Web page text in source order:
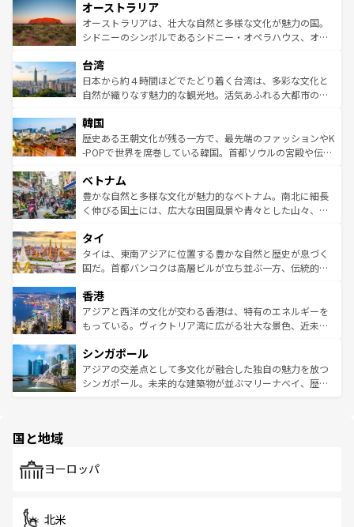
部のニューオーリンズでは、音楽と美食が融合した独特の
文化が魅力。旅行者はアメリカの各地域で異なる魅力を楽
しみながら、その多様性と豊かな歴史を感じることができ
ならではの贅沢な旅のスタイルだ。 なお、新着のアメリカ
情報はコンテンツ一覧を参照してほしい。
ワイ島は見逃せない。また、定番の観光地といえばオアフ
島だが、静かな自然を求めるならマウイ島やカウアイ島が
おすすめ。エメラルドグリーンに輝く海をはじめ、豊かな
れるおもてなしの心で訪れる人々を迎えてくれるハワイの
人々、おいしいローカルフードやハワイアンミュージッ
ク、伝統的なフラダンスなど、すべてがハワイの魅力を彩
ワイを、存分に味わってほしい。 なお、新着のハワイ情報
はコンテンツ一覧を参照してほしい。
オーストラリア
オーストラリアは、壮大な自然と多様な文化が魅力の国。
シドニーのシンボルであるシドニー・オペラハウス、オー
リアリーフや大陸中央部にそびえるウルル（エアーズロッ
ク）、タスマニアの美しい原生林やケアンズの熱帯雨林な
ど、見どころがたくさん。また、カフェやワイン、オージ
いる。アクティビティも充実しており、サーフィンやダイ
ビング、ハイキングなど、アウトドア好きにはたまらな
い。オーストラリアの多彩な魅力を存分に味わいつくそ
参照してほしい。
台湾
日本から約４時間ほどでたどり着く台湾は、多彩な文化と
自然が織りなす魅力的な観光地。活気あふれる大都市の台
ン）、静ひつな山岳地帯である台湾東部など、都市の喧騒
と山間の静けさが共存しており、訪れる人に新しい発見と
驚きをもたらしてくれる。また、奥深い台湾の食文化も魅
容にもいいと評判のスイーツなど、バラエティ豊かな料理
が味わえる。 なお、新着の台湾情報は コンテンツ一覧を参
照してほしい。
韓国
歴史ある王朝文化が残る一方で、最先端のファッションやK
-POPで世界を席巻している韓国。首都ソウルの宮殿や伝統
き、地方に足を延ばせば四季折々の自然美を楽しむことが
できる。そして、キムチや焼肉、絶品のストリートフード
まで、さまざまな韓国料理が待っている。夜には、韓国な
リティに包まれながら、韓国の多彩な魅力を心ゆくまで味
わってみてほしい。 なお、新着の韓国情報はコンテンツ一
覧を参照してほしい。
ベトナム
豊かな自然と多様な文化が魅力的なベトナム。南北に細長
く伸びる国土には、広大な田園風景や青々とした山々、世
急速な発展と共に伝統が息づく。ハノイの古い町並みやホ
ーチミン市のフランス統治時代の建物も、独特の雰囲気を
醸し出している。また、バラエティの豊かさとおいしさで
とつ。フォーやバインミー、ベトナムコーヒーなどは、ぜ
ひ現地で味わいたい。どの地域を訪れてもあたたかい人々
が旅行者を迎えてくれるので、きっと忘れられない旅にな
参照してほしい。
タイ
タイは、東南アジアに位置する豊かな自然と歴史が息づく
国だ。首都バンコクは高層ビルが立ち並ぶ一方、伝統的な
の活気が交差している。北部ではチェンマイなどの山岳地
帯で自然と触れ合い、南部ではプーケットやクラビの美し
いビーチでリゾート気分を楽しむことができる。タイ料理
激する。気候は一年中温暖で、どの季節にも異なる楽しみ
が待っている。親しみやすいタイの人々、仏教を中心とし
た文化、そして多様な観光資源が、訪れる旅人を魅了し続
香港
アジアと西洋の文化が交わる香港は、特有のエネルギーを
もっている。ヴィクトリア湾に広がる壮大な景色、近未来
み、どこを訪れても感動するはず。観光スポットが密集し
ており、効率よく見どころを回れるのも魅力。息をのむよ
うな絶景から文化的な体験まで、香港を存分に楽しみ尽く
シンガポール
アジアの交差点として多文化が融合した独自の魅力を放つ
シンガポール。未来的な建築物が並ぶマリーナベイ、歴史
で、ホーカーズは地元の風情を楽しめる外せないスポット
国と地域
ヨーロッパ
北米